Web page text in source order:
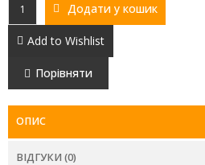
Додати у кошик
Add to Wishlist
Порівняти
ОПИС
ВІДГУКИ (0)